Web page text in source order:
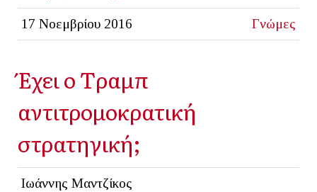
17 Νοεμβρίου 2016 Γνώμες
Έχει ο Tραμπ
αντιτρομοκρατική
στρατηγική;
Ιωάννης Μαντζίκος